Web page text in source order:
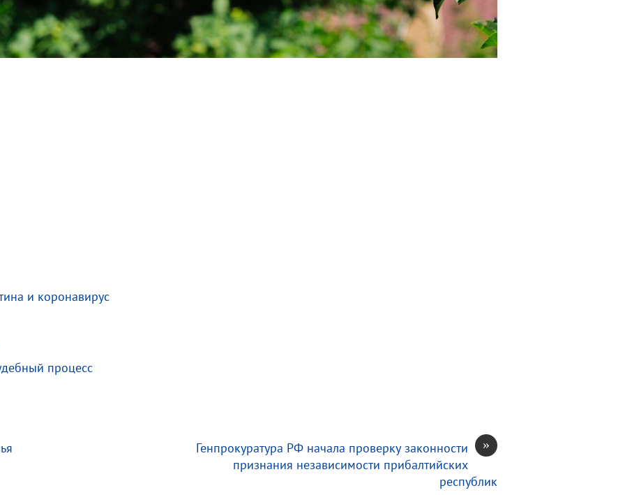
и коронавирус
процесс
»
Генпрокуратура РФ начала проверку законности
признания независимости прибалтийских
республик